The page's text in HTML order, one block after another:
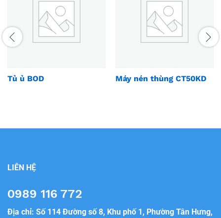
Tủ ủ BOD Máy nén thùng CT50KD
LIÊN HỆ
0989 116 772
Địa chỉ: Số 114 Đường số 8, Khu phố 1, Phường Tân Hưng,